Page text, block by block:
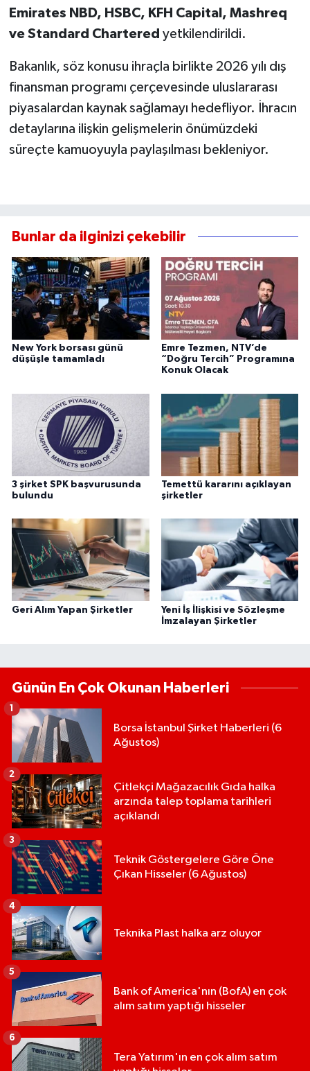
Emirates NBD, HSBC, KFH Capital, Mashreq
ve Standard Chartered yetkilendirildi.
Bakanlık, söz konusu ihraçla birlikte 2026 yılı dış
finansman programı çerçevesinde uluslararası
piyasalardan kaynak sağlamayı hedefliyor. İhracın
detaylarına ilişkin gelişmelerin önümüzdeki
süreçte kamuoyuyla paylaşılması bekleniyor.
Bunlar da ilginizi çekebilir
New York borsası günü
düşüşle tamamladı
Emre Tezmen, NTV’de
“Doğru Tercih” Programına
Konuk Olacak
3 şirket SPK başvurusunda
bulundu
Temettü kararını açıklayan
şirketler
Geri Alım Yapan Şirketler
Yeni İş İlişkisi ve Sözleşme
İmzalayan Şirketler
Günün En Çok Okunan Haberleri
Borsa İstanbul Şirket Haberleri (6
Ağustos)
1
Çitlekçi Mağazacılık Gıda halka
arzında talep toplama tarihleri
açıklandı
2
Teknik Göstergelere Göre Öne
Çıkan Hisseler (6 Ağustos)
3
Teknika Plast halka arz oluyor
4
Bank of America'nın (BofA) en çok
alım satım yaptığı hisseler
5
Tera Yatırım'ın en çok alım satım
6